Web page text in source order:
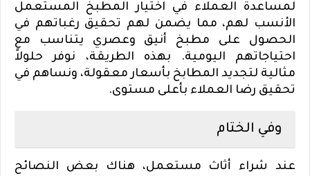
لمساعدة العملاء في اختيار المطبخ المستعمل
الأنسب لهم، مما يضمن لهم تحقيق رغباتهم في
الحصول على مطبخ أنيق وعصري يتناسب مع
احتياجاتهم اليومية. بهذه الطريقة، نوفر حلولاً
مثالية لتجديد المطابخ بأسعار معقولة، ونساهم في
تحقيق رضا العملاء بأعلى مستوى.
وفي الختام
عند شراء أثاث مستعمل، هناك بعض النصائح